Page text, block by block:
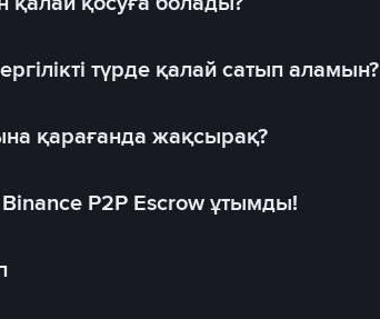
түрде қалай сатып аламын?
қарағанда жақсырақ?
P2P Escrow ұтымды!